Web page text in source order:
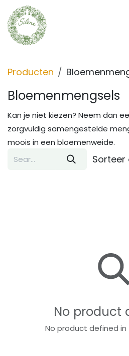
Overslaan naar inhoud
Producten
Bloemenmengsels
Kan je niet kiezen? Neem dan
zorgvuldig samengestelde
moois in een bloemenweide.
Sorteer
No product
No product defined